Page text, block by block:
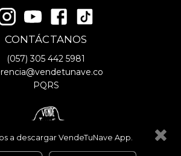
a descargar VendeTuNave App.
CONTÁCTANOS
(057)305 442 5981
PQRS